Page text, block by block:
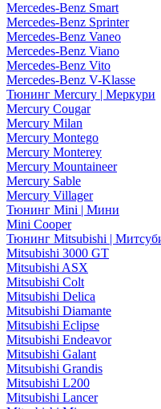
Mercedes-Benz Smart
Mercedes-Benz Sprinter
Mercedes-Benz Vaneo
Mercedes-Benz Viano
Mercedes-Benz Vito
Mercedes-Benz V-Klasse
Тюнинг Mercury | Меркури
Mercury Cougar
Mercury Milan
Mercury Montego
Mercury Monterey
Mercury Mountaineer
Mercury Sable
Mercury Villager
Тюнинг Mini | Мини
Mini Cooper
Тюнинг Mitsubishi |
Mitsubishi 3000 GT
Mitsubishi ASX
Mitsubishi Colt
Mitsubishi Delica
Mitsubishi Diamante
Mitsubishi Eclipse
Mitsubishi Endeavor
Mitsubishi Galant
Mitsubishi Grandis
Mitsubishi L200
Mitsubishi Lancer